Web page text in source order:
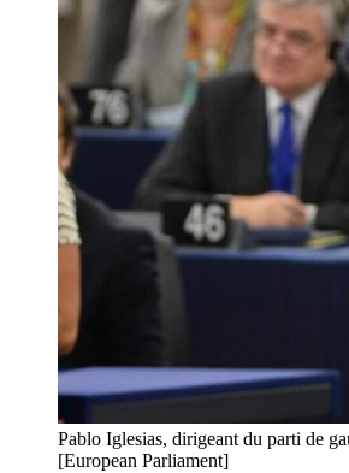
Pablo Iglesias, dirigeant du parti de
[European Parliament]